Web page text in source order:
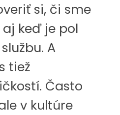
si, či sme
keď je pol
A
tiež
Často
v kultúre